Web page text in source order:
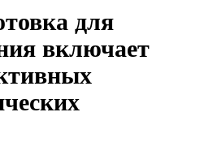
для
включает